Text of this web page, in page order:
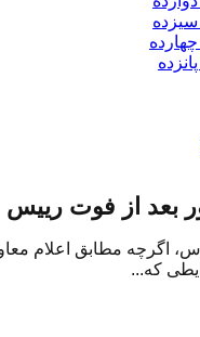
سیزده
بعد از فوت رییس
اگرچه مطابق اعلام
که...